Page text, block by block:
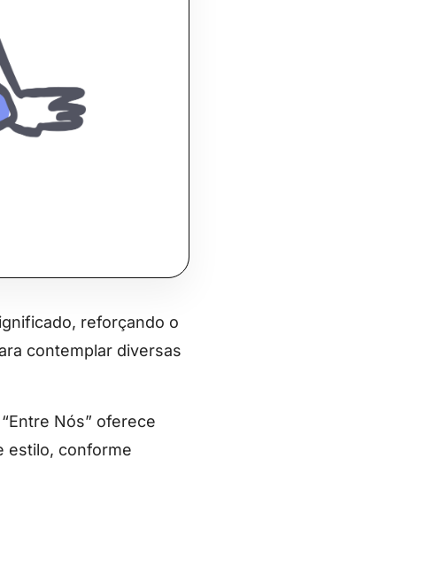
reforçando o
contemplar diversas
Nós” oferece
estilo, conforme